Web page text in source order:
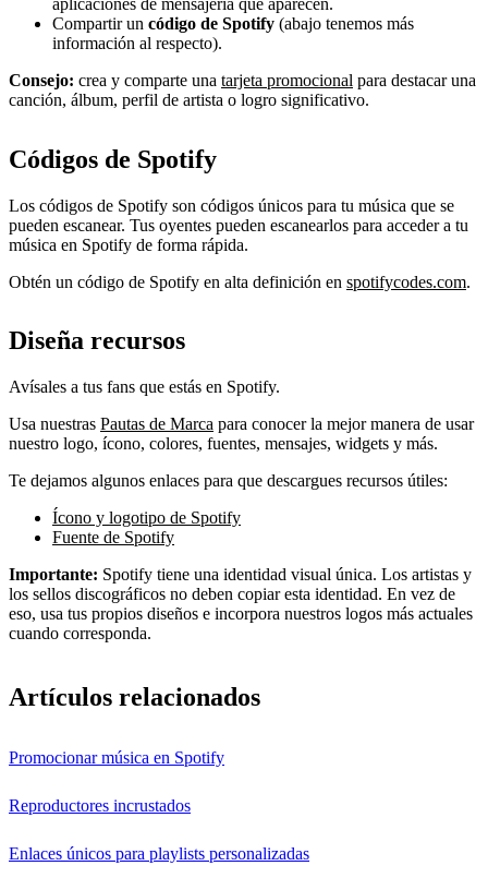
Compartir un código de Spotify (abajo tenemos más
información al respecto).
Consejo: crea y comparte una tarjeta promocional para destacar una
canción, álbum, perfil de artista o logro significativo.
Códigos de Spotify
Los códigos de Spotify son códigos únicos para tu música que se
pueden escanear. Tus oyentes pueden escanearlos para acceder a tu
música en Spotify de forma rápida.
Obtén un código de Spotify en alta definición en spotifycodes.com.
Diseña recursos
Avísales a tus fans que estás en Spotify.
Usa nuestras Pautas de Marca para conocer la mejor manera de usar
nuestro logo, ícono, colores, fuentes, mensajes, widgets y más.
Te dejamos algunos enlaces para que descargues recursos útiles:
Ícono y logotipo de Spotify
Fuente de Spotify
Importante: Spotify tiene una identidad visual única. Los artistas y
los sellos discográficos no deben copiar esta identidad. En vez de
eso, usa tus propios diseños e incorpora nuestros logos más actuales
cuando corresponda.
Artículos relacionados
Promocionar música en Spotify
Reproductores incrustados
Enlaces únicos para playlists personalizadas